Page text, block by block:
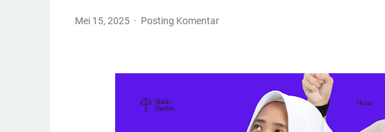
Mei 15, 2025 Posting Komentar